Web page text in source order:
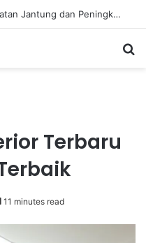
Manfaat Tertawa untuk Kesehatan Jantung dan Peningkatan Ketenangan Mental
Terbaru
11 minutes read